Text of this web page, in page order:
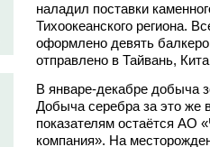
наладил поставки
Тихоокеанского региона.
оформлено девять
отправлено в Тайвань,
В январе-декабре добыча
Добыча серебра за это же
показателям остаётся АО
компания». На